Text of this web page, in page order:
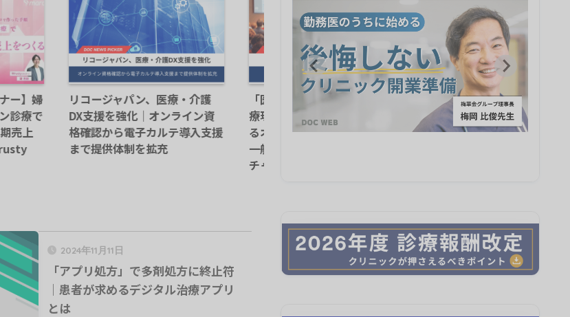
「医師起業家コース」開講、医
療現場の課題を事業化につなげ
るオンライン教育プログラム｜
一般社団法人全国医学部発ベン
クリニック開業で後悔しないた
めに勤務医のうちに決めておき
たいこと｜梅岡比俊先生に聞く
富士通Japan、無床診療所向け
電子カルテに生成AI音声入力オ
プション 8月31日から提供開
2024年11月11日
「アプリ処方」で多剤処方に終止符
｜患者が求めるデジタル治療アプリ
とは